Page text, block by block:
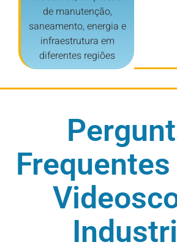
de manutenção,
saneamento, energia e
infraestrutura em
diferentes regiões